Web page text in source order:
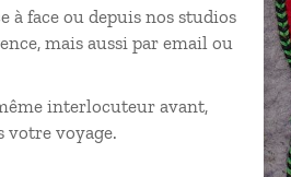
à face ou depuis nos studios
mais aussi par email ou
interlocuteur avant,
votre voyage.